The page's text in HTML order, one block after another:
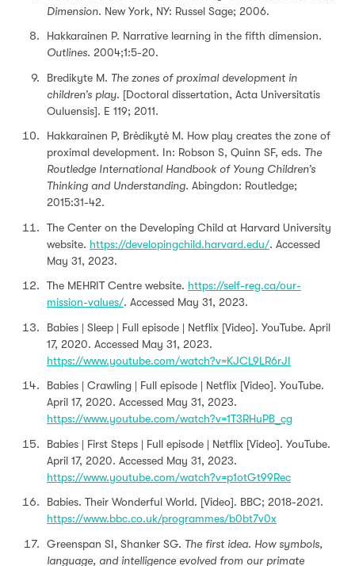
Dimension. New York, NY: Russel Sage; 2006.
Hakkarainen P. Narrative learning in the ﬁfth dimension.
Outlines. 2004;1:5-20.
Bredikyte M. The zones of proximal development in
children’s play. [Doctoral dissertation, Acta Universitatis
Ouluensis]. E 119; 2011.
Hakkarainen P, Brėdikytė M. How play creates the zone of
proximal development. In: Robson S, Quinn SF, eds. The
Routledge International Handbook of Young Children’s
Thinking and Understanding. Abingdon: Routledge;
2015:31-42.
The Center on the Developing Child at Harvard University
website. https://developingchild.harvard.edu/. Accessed
May 31, 2023.
The MEHRIT Centre website. https://self-reg.ca/our-
mission-values/. Accessed May 31, 2023.
Babies | Sleep | Full episode | Netflix [Video]. YouTube. April
17, 2020. Accessed May 31, 2023.
https://www.youtube.com/watch?v=KJCL9LR6rJI
Babies | Crawling | Full episode | Netflix [Video]. YouTube.
April 17, 2020. Accessed May 31, 2023.
https://www.youtube.com/watch?v=1T3RHuPB_cg
Babies | First Steps | Full episode | Netflix [Video]. YouTube.
April 17, 2020. Accessed May 31, 2023.
https://www.youtube.com/watch?v=p1otGt99Rec
Babies. Their Wonderful World. [Video]. BBC; 2018-2021.
https://www.bbc.co.uk/programmes/b0bt7v0x
Greenspan SI, Shanker SG. The first idea. How symbols,
language, and intelligence evolved from our primate